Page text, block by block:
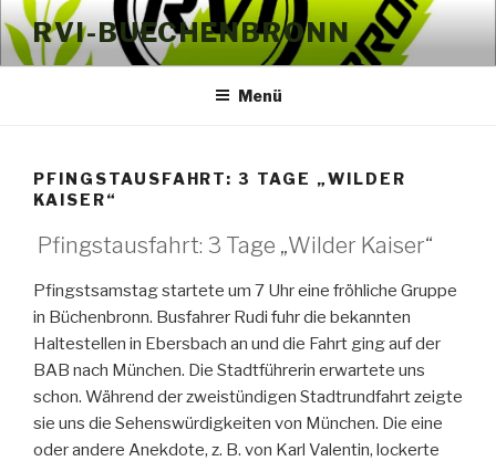
Zum
Inhalt
springen
RVI-BUECHENBRONN
Menü
PFINGSTAUSFAHRT: 3 TAGE „WILDER
KAISER“
Pfingstausfahrt: 3 Tage „Wilder Kaiser“
Pfingstsamstag startete um 7 Uhr eine fröhliche Gruppe
in Büchenbronn. Busfahrer Rudi fuhr die bekannten
Haltestellen in Ebersbach an und die Fahrt ging auf der
BAB nach München. Die Stadtführerin erwartete uns
schon. Während der zweistündigen Stadtrundfahrt zeigte
sie uns die Sehenswürdigkeiten von München. Die eine
oder andere Anekdote, z. B. von Karl Valentin, lockerte